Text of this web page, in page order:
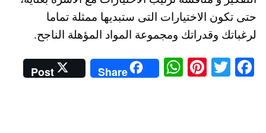
حتى تكون الاختيارات التى ستبديها ممثلة تماما
لرغباتك وقدراتك ومجموعة المواد المؤهلة الناجح.
Fa
T
Pi
W
ha
Share
Post